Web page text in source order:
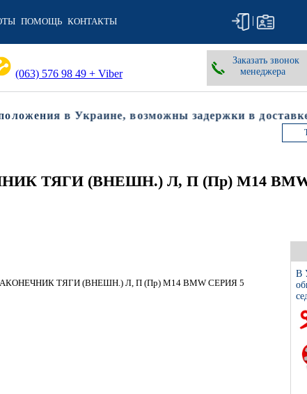
ПОМОЩЬ КОНТАКТЫ |
(063) 576 98 49 + Viber
Заказать звонок
менеджера
в Украине, возможны задержки в доставке
ТЯГИ (ВНЕШН.) Л, П (Пр) M14
НАКОНЕЧНИК ТЯГИ (ВНЕШН.) Л, П (Пр) M14 BMW СЕРИЯ 5
В